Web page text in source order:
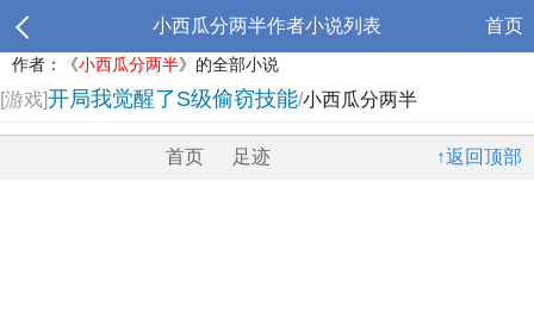
小西瓜分两半作者小说列表 首页
作者：《小西瓜分两半》的全部小说
[游戏]开局我觉醒了S级偷窃技能/小西瓜分两半
↑返回顶部
首页 足迹